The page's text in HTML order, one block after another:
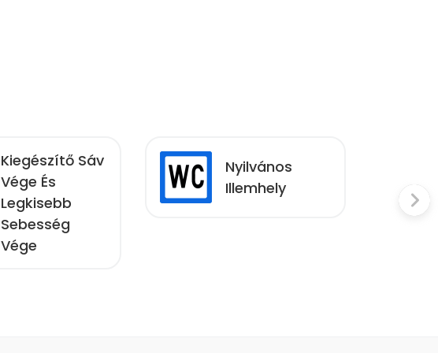
Kiegészítő Sáv
Vége És
Legkisebb
Sebesség
Vége
Nyilvános
Illemhely